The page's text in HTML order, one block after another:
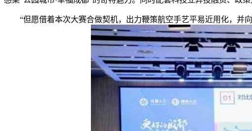
“但愿借着本次大赛合做契机，出力鞭策航空手艺平易近用化，并向